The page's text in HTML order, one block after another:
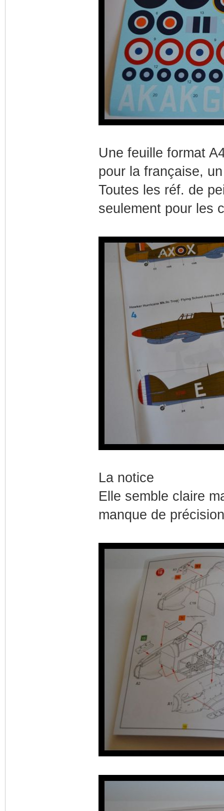
Une feuille format
pour la française,
Toutes les réf. de
seulement pour les
La notice
Elle semble claire
manque de